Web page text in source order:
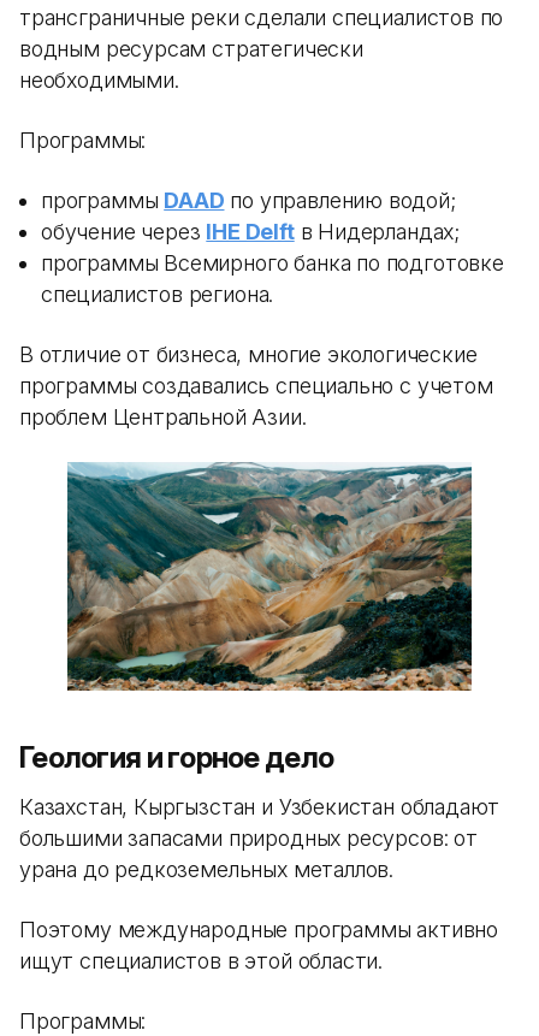
трансграничные реки сделали специалистов по
водным ресурсам стратегически
необходимыми.
Программы:
программы DAAD по управлению водой;
обучение через IHE Delftв Нидерландах;
программы Всемирного банка по подготовке
специалистов региона.
В отличие от бизнеса, многие экологические
программы создавались специально с учетом
проблем Центральной Азии.
Геология и горное дело
Казахстан, Кыргызстан и Узбекистан обладают
большими запасами природных ресурсов: от
урана до редкоземельных металлов.
Поэтому международные программы активно
ищут специалистов в этой области.
Программы: